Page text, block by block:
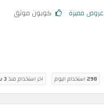
عروض مميزة كوبون موثق
298استخدام اليوم اخر استخدام منذ3 ساعة